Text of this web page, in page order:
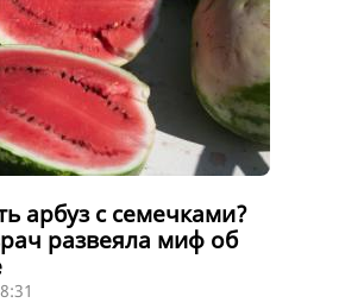
арбуз с семечками?
развеяла миф об